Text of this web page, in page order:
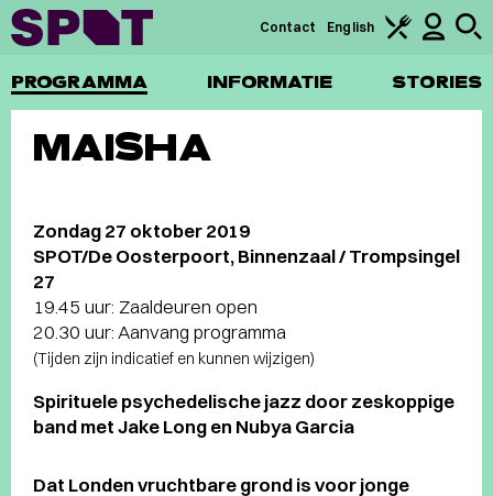
PROGRAMMA INFORMATIE STORIES
Contact English
MAISHA
Zondag 27 oktober 2019
SPOT/De Oosterpoort, Binnenzaal / Trompsingel
27
19.45 uur: Zaaldeuren open
20.30 uur: Aanvang programma
(Tijden zijn indicatief en kunnen wijzigen)
Spirituele psychedelische jazz door zeskoppige
band met Jake Long en Nubya Garcia
Dat Londen vruchtbare grond is voor jonge